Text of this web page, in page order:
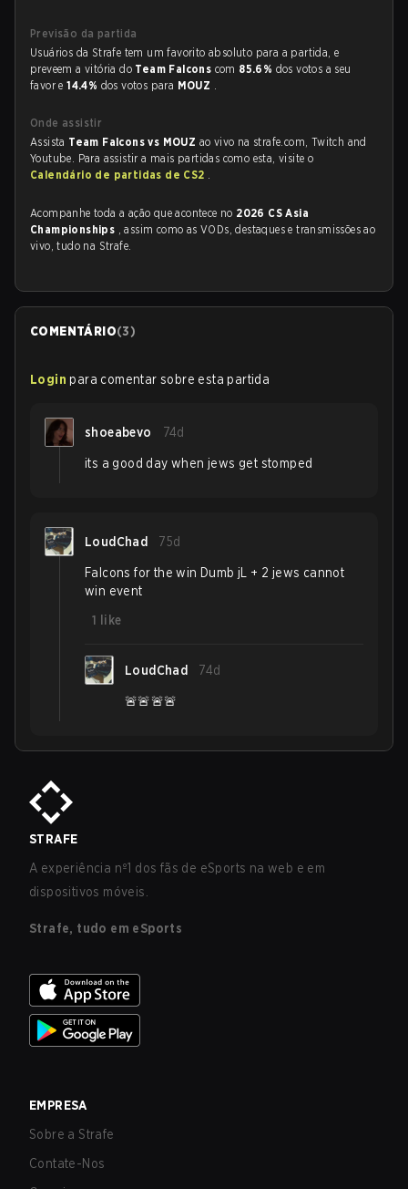
Previsão da partida
Usuários da Strafe tem um favorito absoluto para a partida, e
preveem a vitória do Team Falcons com 85.6% dos votos a seu
favor e14.4% dos votos para MOUZ .
Onde assistir
Assista Team Falcons vs MOUZ ao vivo na strafe.com, Twitch and
Youtube. Para assistir a mais partidas como esta, visite o
Calendário de partidas de CS2 .
Acompanhe toda a ação que acontece no 2026 CS Asia
Championships , assim como as VODs, destaques e transmissões ao
vivo, tudo na Strafe.
COMENTÁRIO(3)
Login para comentar sobre esta partida
shoeabevo 74d
its a good day when jews get stomped
LoudChad 75d
Falcons for the win Dumb jL + 2 jews cannot
win event
1
like
LoudChad 74d
🚨🚨🚨🚨
STRAFE
A experiência nº1 dos fãs de eSports na web e em
dispositivos móveis.
Strafe, tudo em eSports
EMPRESA
Sobre a Strafe
Contate-Nos